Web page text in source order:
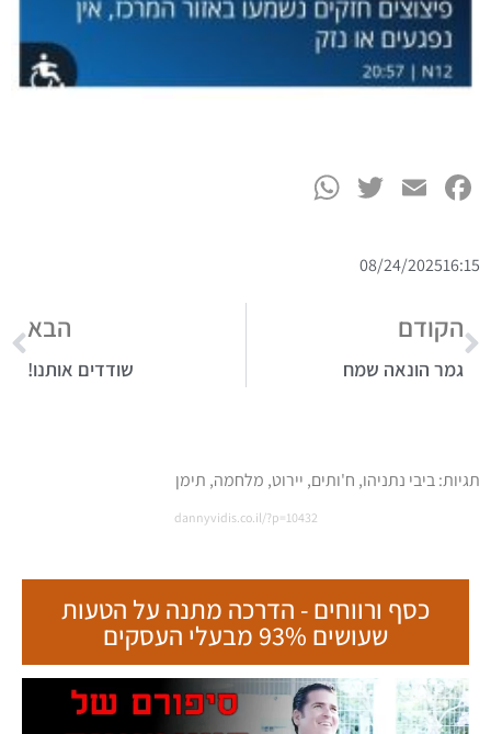
Facebook
Email
Twitter
16:15
08/24/2025
הקודם
גמר הונאה שמח
הבא
שודדים אותנו!
תגיות:ביבי נתניהו, ח'ותים, יירוט, מלחמה, תימן
dannyvidis.co.il/?p=10432
כסף ורווחים - הדרכה מתנה על הטעות
שעושים 93% מבעלי העסקים